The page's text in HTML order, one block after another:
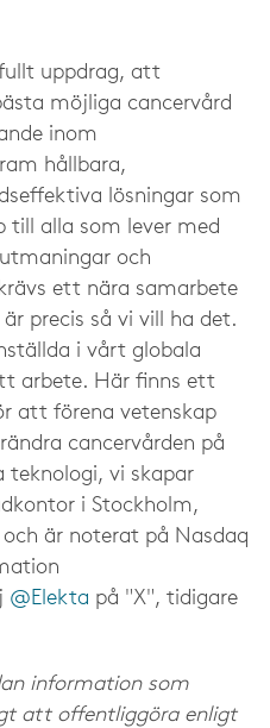
uppdrag, att
möjliga cancervård
inom
hållbara,
lösningar som
till alla som lever med
och
ett nära samarbete
precis så vi vill ha det.
i vårt globala
arbete. Här finns ett
att förena vetenskap
cancervården på
teknologi, vi skapar
i Stockholm,
är noterat på Nasdaq
@Elekta på "X", tidigare
information som
att offentliggöra enligt